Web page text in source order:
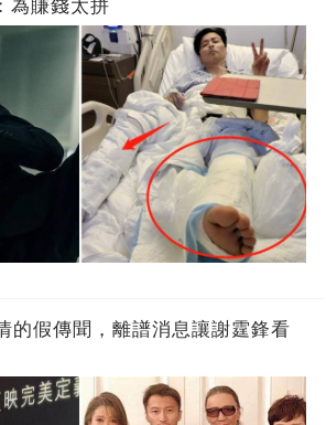
為賺錢太拼
的假傳聞，離譜消息讓謝霆鋒看